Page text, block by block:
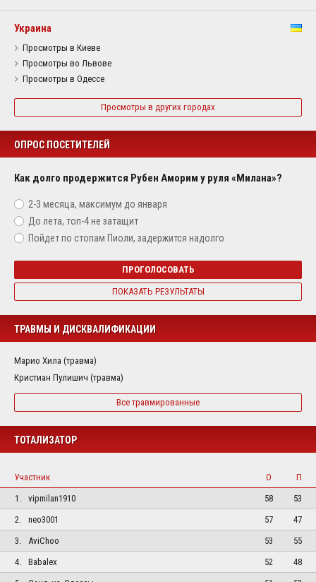
Украина
Просмотры в Киеве
Просмотры во Львове
Просмотры в Одессе
Просмотры в других городах
ОПРОС ПОСЕТИТЕЛЕЙ
Как долго продержится Рубен Аморим у руля «Милана»?
2-3 месяца, максимум до января
До лета, топ-4 не затащит
Пойдет по стопам Пиоли, задержится надолго
ПРОГОЛОСОВАТЬ
ПОКАЗАТЬ РЕЗУЛЬТАТЫ
ТРАВМЫ И ДИСКВАЛИФИКАЦИИ
Марио Хила (травма)
Кристиан Пулишич (травма)
Все травмированные
ТОТАЛИЗАТОР
Участник О
П
1.
vipmilan1910 58
53
2.
neo3001 57
47
3.
AviChoo 53
55
4.
Babalex 52
48